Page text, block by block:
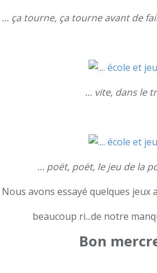
... ça tourne, ça tourne avant de
... vite, dans le
... poët, poët, le jeu de la
Nous avons essayé quelques jeux
beaucoup ri...de notre
Bon